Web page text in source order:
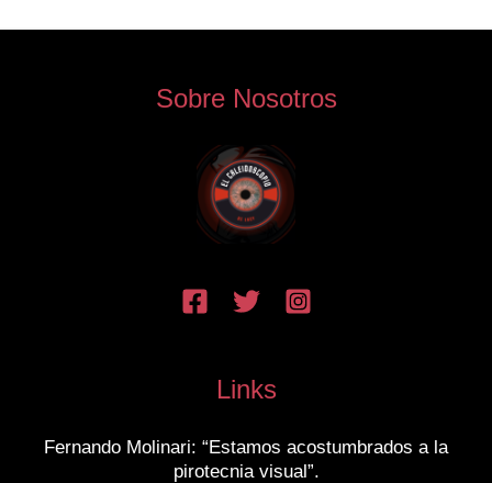
Sobre Nosotros
Links
Fernando Molinari: “Estamos acostumbrados a la
pirotecnia visual”.